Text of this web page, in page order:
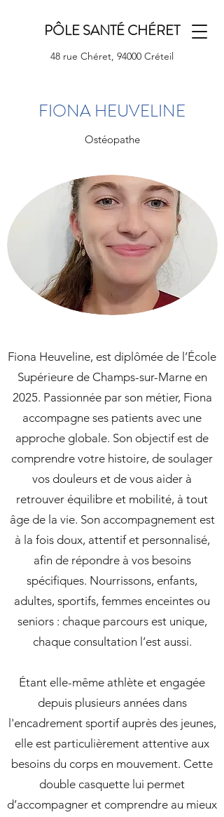
PÔLE SANTÉ CHÉRET
48 rue Chéret, 94000 Créteil
FIONA HEUVELINE
Ostéopathe
Fiona Heuveline, est diplômée de l’École
Supérieure de Champs-sur-Marne en
2025. Passionnée par son métier, Fiona
accompagne ses patients avec une
approche globale. Son objectif est de
comprendre votre histoire, de soulager
vos douleurs et de vous aider à
retrouver équilibre et mobilité, à tout
âge de la vie. Son accompagnement est
à la fois doux, attentif et personnalisé,
afin de répondre à vos besoins
spécifiques. Nourrissons, enfants,
adultes, sportifs, femmes enceintes ou
seniors : chaque parcours est unique,
chaque consultation l’est aussi.
Étant elle-même athlète et engagée
depuis plusieurs années dans
l'encadrement sportif auprès des jeunes,
elle est particulièrement attentive aux
besoins du corps en mouvement. Cette
double casquette lui permet
d’accompagner et comprendre au mieux